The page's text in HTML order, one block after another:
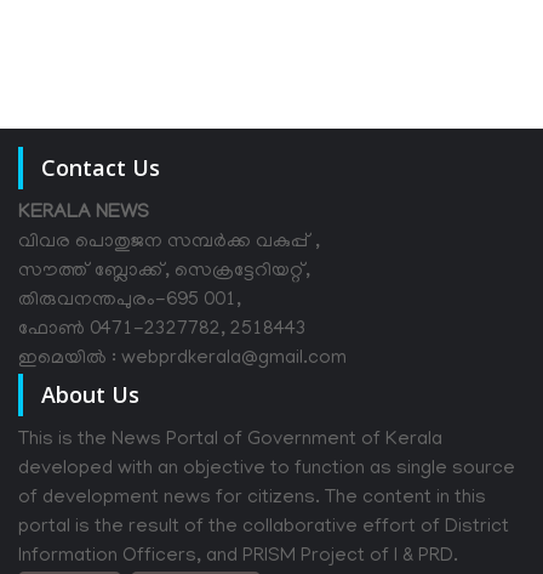
Contact Us
KERALA NEWS
വിവര പൊതുജന സമ്പര്‍ക്ക വകുപ്പ് ,
സൗത്ത് ബ്ലോക്ക്, സെക്രട്ടേറിയറ്റ്,
തിരുവനന്തപുരം-695 001,
ഫോൺ 0471-2327782, 2518443
ഇമെയിൽ : webprdkerala@gmail.com
About Us
This is the News Portal of Government of Kerala
developed with an objective to function as single source
of development news for citizens. The content in this
portal is the result of the collaborative effort of District
Information Officers, and PRISM Project of I & PRD.